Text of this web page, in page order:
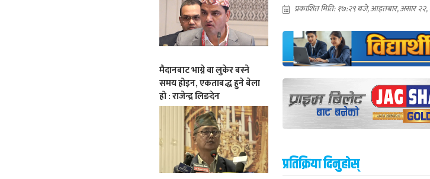
मैदानबाट भाग्ने वा लुकेर बस्ने
समय होइन, एकताबद्ध हुने बेला
हो : राजेन्द्र लिङदेन
प्रकाशित मिति: १७:२९ बजे, आइतबार, असार
प्रतिक्रिया दिनुहोस्